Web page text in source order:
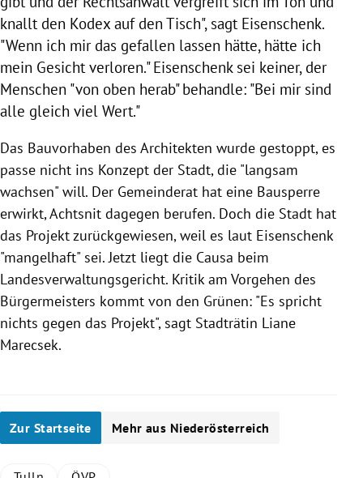
knallt den Kodex auf den Tisch", sagt Eisenschenk.
"Wenn ich mir das gefallen lassen hätte, hätte ich
mein Gesicht verloren."Eisenschenksei keiner, der
Menschen "von oben herab" behandle: "Bei mir sind
alle gleich viel Wert."
Das Bauvorhaben des Architekten wurde gestoppt, es
passe nicht ins Konzept der Stadt, die "langsam
wachsen" will. Der Gemeinderat hat eine Bausperre
erwirkt,Achtsnit dagegen berufen. Doch die Stadt hat
das Projekt zurückgewiesen, weil es laut Eisenschenk
"mangelhaft" sei. Jetzt liegt die Causa beim
Landesverwaltungsgericht. Kritik am Vorgehen des
Bürgermeisters kommt von den Grünen: "Es spricht
nichts gegen das Projekt", sagt Stadträtin Liane
Marecsek.
Zur Startseite Mehr aus Niederösterreich